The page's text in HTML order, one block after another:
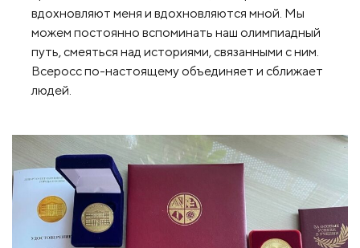
вдохновляют меня и вдохновляются мной. Мы
можем постоянно вспоминать наш олимпиадный
путь, смеяться над историями, связанными с ним.
Всеросс по-настоящему объединяет и сближает
людей.